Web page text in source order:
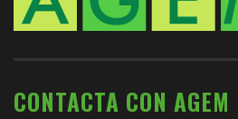
CONTACTA CON AGEM